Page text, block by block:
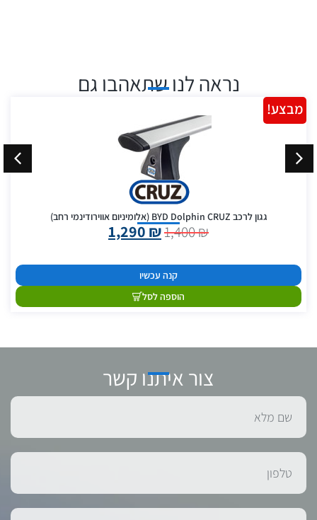
נראה לנו שתאהבו גם
גגון לרכב BYD Dolphin CRUZ (אלומיניום אווירודינמי רחב)
1,400₪
1,290 ₪
קנה עכשיו
הוספה לסל
מבצע!
צור איתנו קשר